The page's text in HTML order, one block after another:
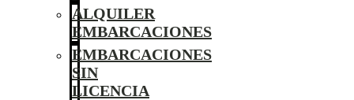
ALQUILER
EMBARCACIONES
EMBARCACIONES
SIN
LICENCIA